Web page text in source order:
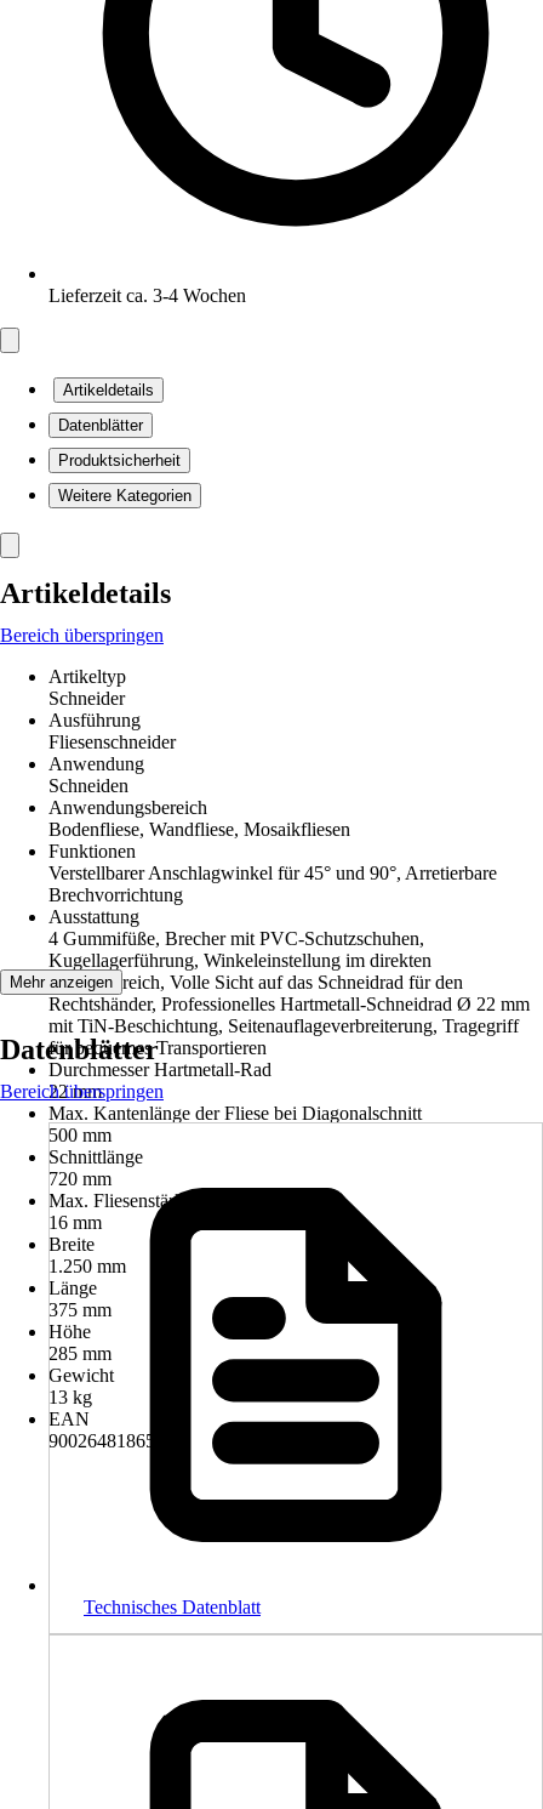
Lieferzeit ca. 3-4 Wochen
Artikeldetails
Datenblätter
Produktsicherheit
Weitere Kategorien
Artikeldetails
Bereich überspringen
Artikeltyp
Schneider
Ausführung
Fliesenschneider
Anwendung
Schneiden
Anwendungsbereich
Bodenfliese, Wandfliese, Mosaikfliesen
Funktionen
Verstellbarer Anschlagwinkel für 45° und 90°, Arretierbare
Brechvorrichtung
Ausstattung
4 Gummifüße, Brecher mit PVC-Schutzschuhen,
Kugellagerführung, Winkeleinstellung im direkten
Arbeitsbereich, Volle Sicht auf das Schneidrad für den
Rechtshänder, Professionelles Hartmetall-Schneidrad Ø 22 mm
mit TiN-Beschichtung, Seitenauflageverbreiterung, Tragegriff
für bequemes Transportieren
Durchmesser Hartmetall-Rad
22 mm
Max. Kantenlänge der Fliese bei Diagonalschnitt
500 mm
Schnittlänge
720 mm
Max. Fliesenstärke
16 mm
Breite
1.250 mm
Länge
375 mm
Höhe
285 mm
Gewicht
13 kg
EAN
9002648186536
Mehr anzeigen
Datenblätter
Bereich überspringen
Technisches Datenblatt